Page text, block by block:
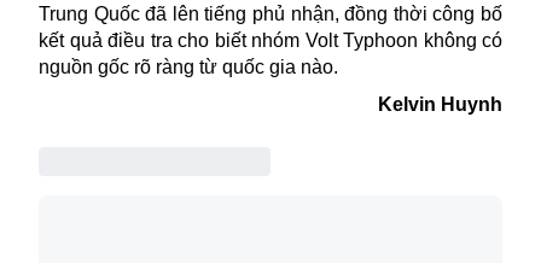
Trung Quốc đã lên tiếng phủ nhận, đồng thời công bố
kết quả điều tra cho biết nhóm Volt Typhoon không có
nguồn gốc rõ ràng từ quốc gia nào.
Kelvin Huynh